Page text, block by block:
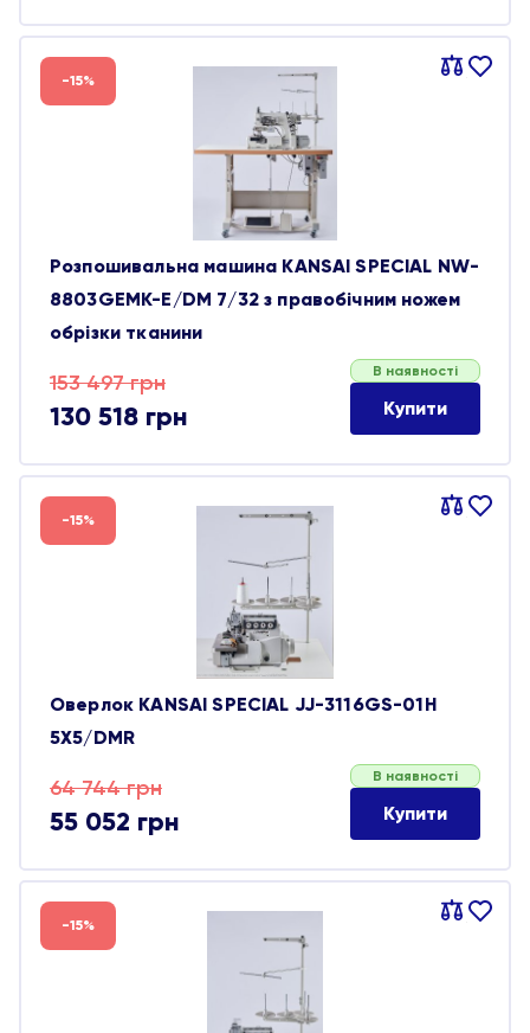
83 176 грн.
70 725 грн.
Порівняти
В
-15%
Розпошивальна машина KANSAI SPECIAL NW-
8803GEMK-E/DM 7/32 з правобічним ножем
обрізки тканини
153 497грн
Оригінальна
ціна:
153 497 грн.
130 518 грн
Поточна
ціна:
130 518 грн.
В наявності
Купити
Порівняти
В
-15%
Оверлок KANSAI SPECIAL JJ-3116GS-01H
5X5/DMR
64 744грн
Оригінальна
ціна:
64 744 грн.
55 052 грн
Поточна
ціна:
55 052 грн.
В наявності
Купити
Порівняти
В
-15%